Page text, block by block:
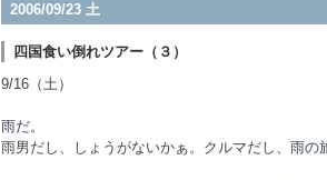
2006/09/23 土
四国食い倒れツアー（３）
9/16（土）
雨だ。
雨男だし、しょうがないかぁ。クルマだし、雨の